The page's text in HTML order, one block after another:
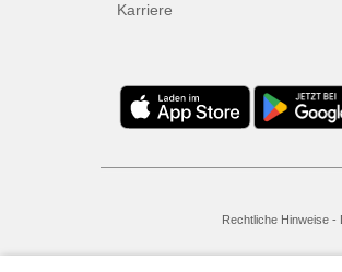
Karriere
Rechtliche Hinweise -